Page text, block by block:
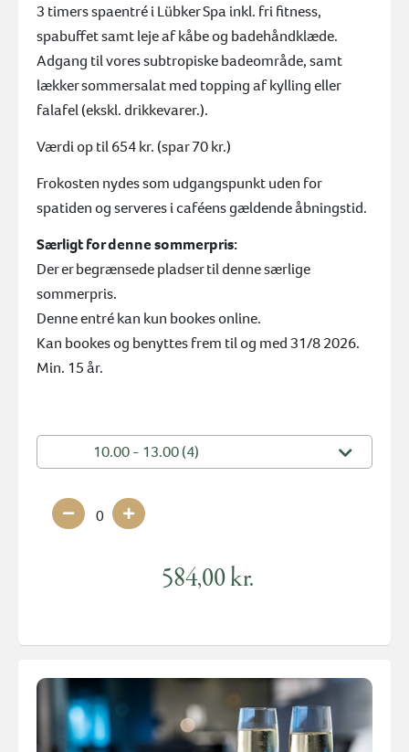
Ja tak til nyhedsbrev om Golf
Acceptérhandelsbetingelserne og privatlivspolitik
Gå til betaling
Annullering eller ombooking skal ske til wellness@lubker.com
3 timers spaentré i Lübker Spa inkl. fri fitness,
spabuffet samt leje af kåbe og badehåndklæde.
Adgang til vores subtropiske badeområde, samt
lækker sommersalat med topping af kylling eller
falafel(ekskl. drikkevarer.).
Værdi op til 654 kr. (spar 70 kr.)
Frokosten nydes som udgangspunkt uden for
spatiden og serveres i caféens gældende åbningstid.
Særligt for denne sommerpris:
Der er begrænsede pladser til denne særlige
sommerpris.
Denne entré kan kun bookes online.
Kan bookes og benyttes frem til og med 31/8 2026.
Min. 15 år.
10.00 - 13.00 (4)
0
584,00 kr.